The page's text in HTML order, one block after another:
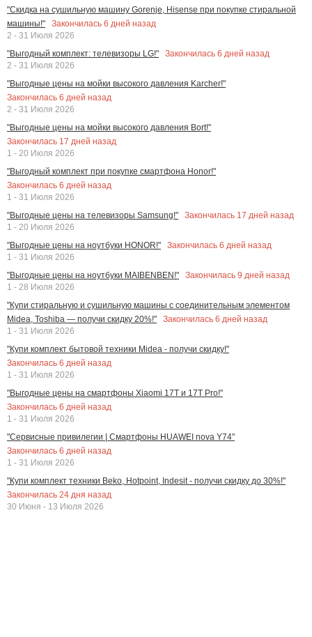
"Скидка на сушильную машину Gorenje, Hisense при покупке стиральной
машины!"
Закончилась 6 дней назад
2 - 31 Июля 2026
"Выгодный комплект: телевизоры LG!"
Закончилась 6 дней назад
2 - 31 Июля 2026
"Выгодные цены на мойки высокого давления Karcher!"
Закончилась 6 дней назад
2 - 31 Июля 2026
"Выгодные цены на мойки высокого давления Bort!"
Закончилась 17 дней назад
1 - 20 Июля 2026
"Выгодный комплект при покупке смартфона Honor!"
Закончилась 6 дней назад
1 - 31 Июля 2026
"Выгодные цены на телевизоры Samsung!"
Закончилась 17 дней назад
1 - 20 Июля 2026
"Выгодные цены на ноутбуки HONOR!"
Закончилась 6 дней назад
1 - 31 Июля 2026
"Выгодные цены на ноутбуки MAIBENBEN!"
Закончилась 9 дней назад
1 - 28 Июля 2026
"Купи стиральную и сушильную машины с соединительным элементом
Midea, Toshiba — получи скидку 20%!"
Закончилась 6 дней назад
1 - 31 Июля 2026
"Купи комплект бытовой техники Midea - получи скидку!"
Закончилась 6 дней назад
1 - 31 Июля 2026
"Выгодные цены на смартфоны Xiaomi 17T и 17T Pro!"
Закончилась 6 дней назад
1 - 31 Июля 2026
"Сервисные привилегии | Смартфоны HUAWEI nova Y74"
Закончилась 6 дней назад
1 - 31 Июля 2026
"Купи комплект техники Beko, Hotpoint, Indesit - получи скидку до 30%!"
Закончилась 24 дня назад
30 Июня - 13 Июля 2026